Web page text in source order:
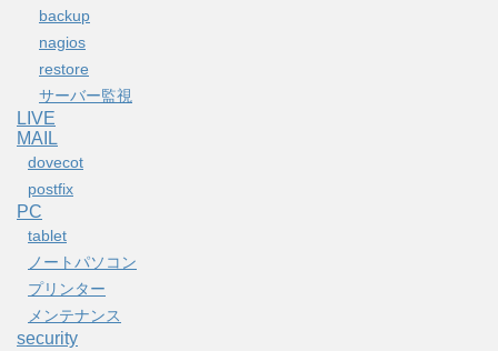
backup
nagios
restore
サーバー監視
LIVE
MAIL
dovecot
postfix
PC
tablet
ノートパソコン
プリンター
メンテナンス
security